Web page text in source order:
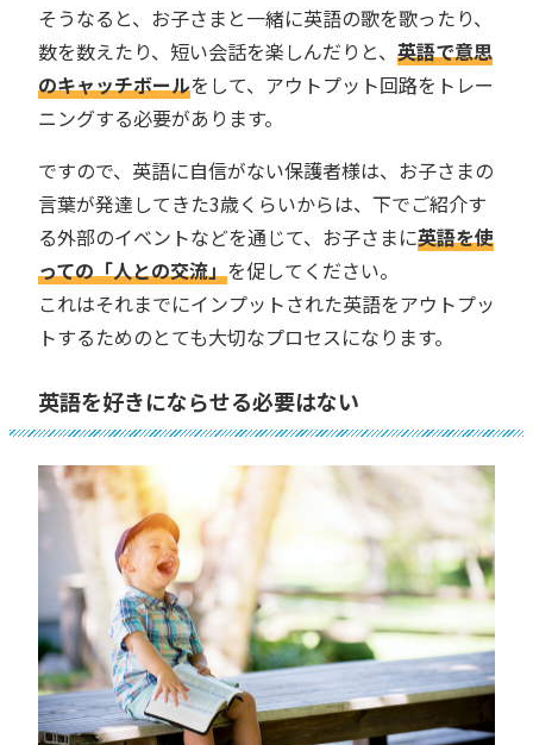
そうなると、お子さまと一緒に英語の歌を歌ったり、
数を数えたり、短い会話を楽しんだりと、 英語で意思
のキャッチボールをして、アウトプット回路をトレー
ニングする必要があります。
ですので、英語に自信がない保護者様は、お子さまの
言葉が発達してきた3歳くらいからは、下でご紹介す
る外部のイベントなどを通じて、お子さまに英語を使
っての「人との交流」を促してください。
これはそれまでにインプットされた英語をアウトプッ
トするためのとても大切なプロセスになります。
英語を好きにならせる必要はない